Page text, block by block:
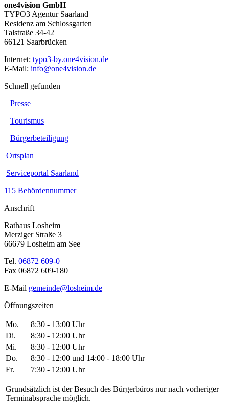
one4vision GmbH
TYPO3 Agentur Saarland
Residenz am Schlossgarten
Talstraße 34-42
66121 Saarbrücken
Internet: typo3-by.one4vision.de
E-Mail: info@one4vision.de
Schnell gefunden
Presse
Tourismus
Bürgerbeteiligung
Ortsplan
Serviceportal Saarland
115 Behördennummer
Anschrift
Rathaus Losheim
Merziger Straße 3
66679 Losheim am See
Tel. 06872 609-0
Fax 06872 609-180
E-Mail gemeinde@losheim.de
Öffnungszeiten
Mo.
8:30 - 13:00 Uhr
Di.
8:30 - 12:00 Uhr
Mi.
8:30 - 12:00 Uhr
Do.
8:30 - 12:00 und 14:00 - 18:00 Uhr
Fr.
7:30 - 12:00 Uhr
Grundsätzlich ist der Besuch des Bürgerbüros nur nach vorheriger
Terminabsprache möglich.